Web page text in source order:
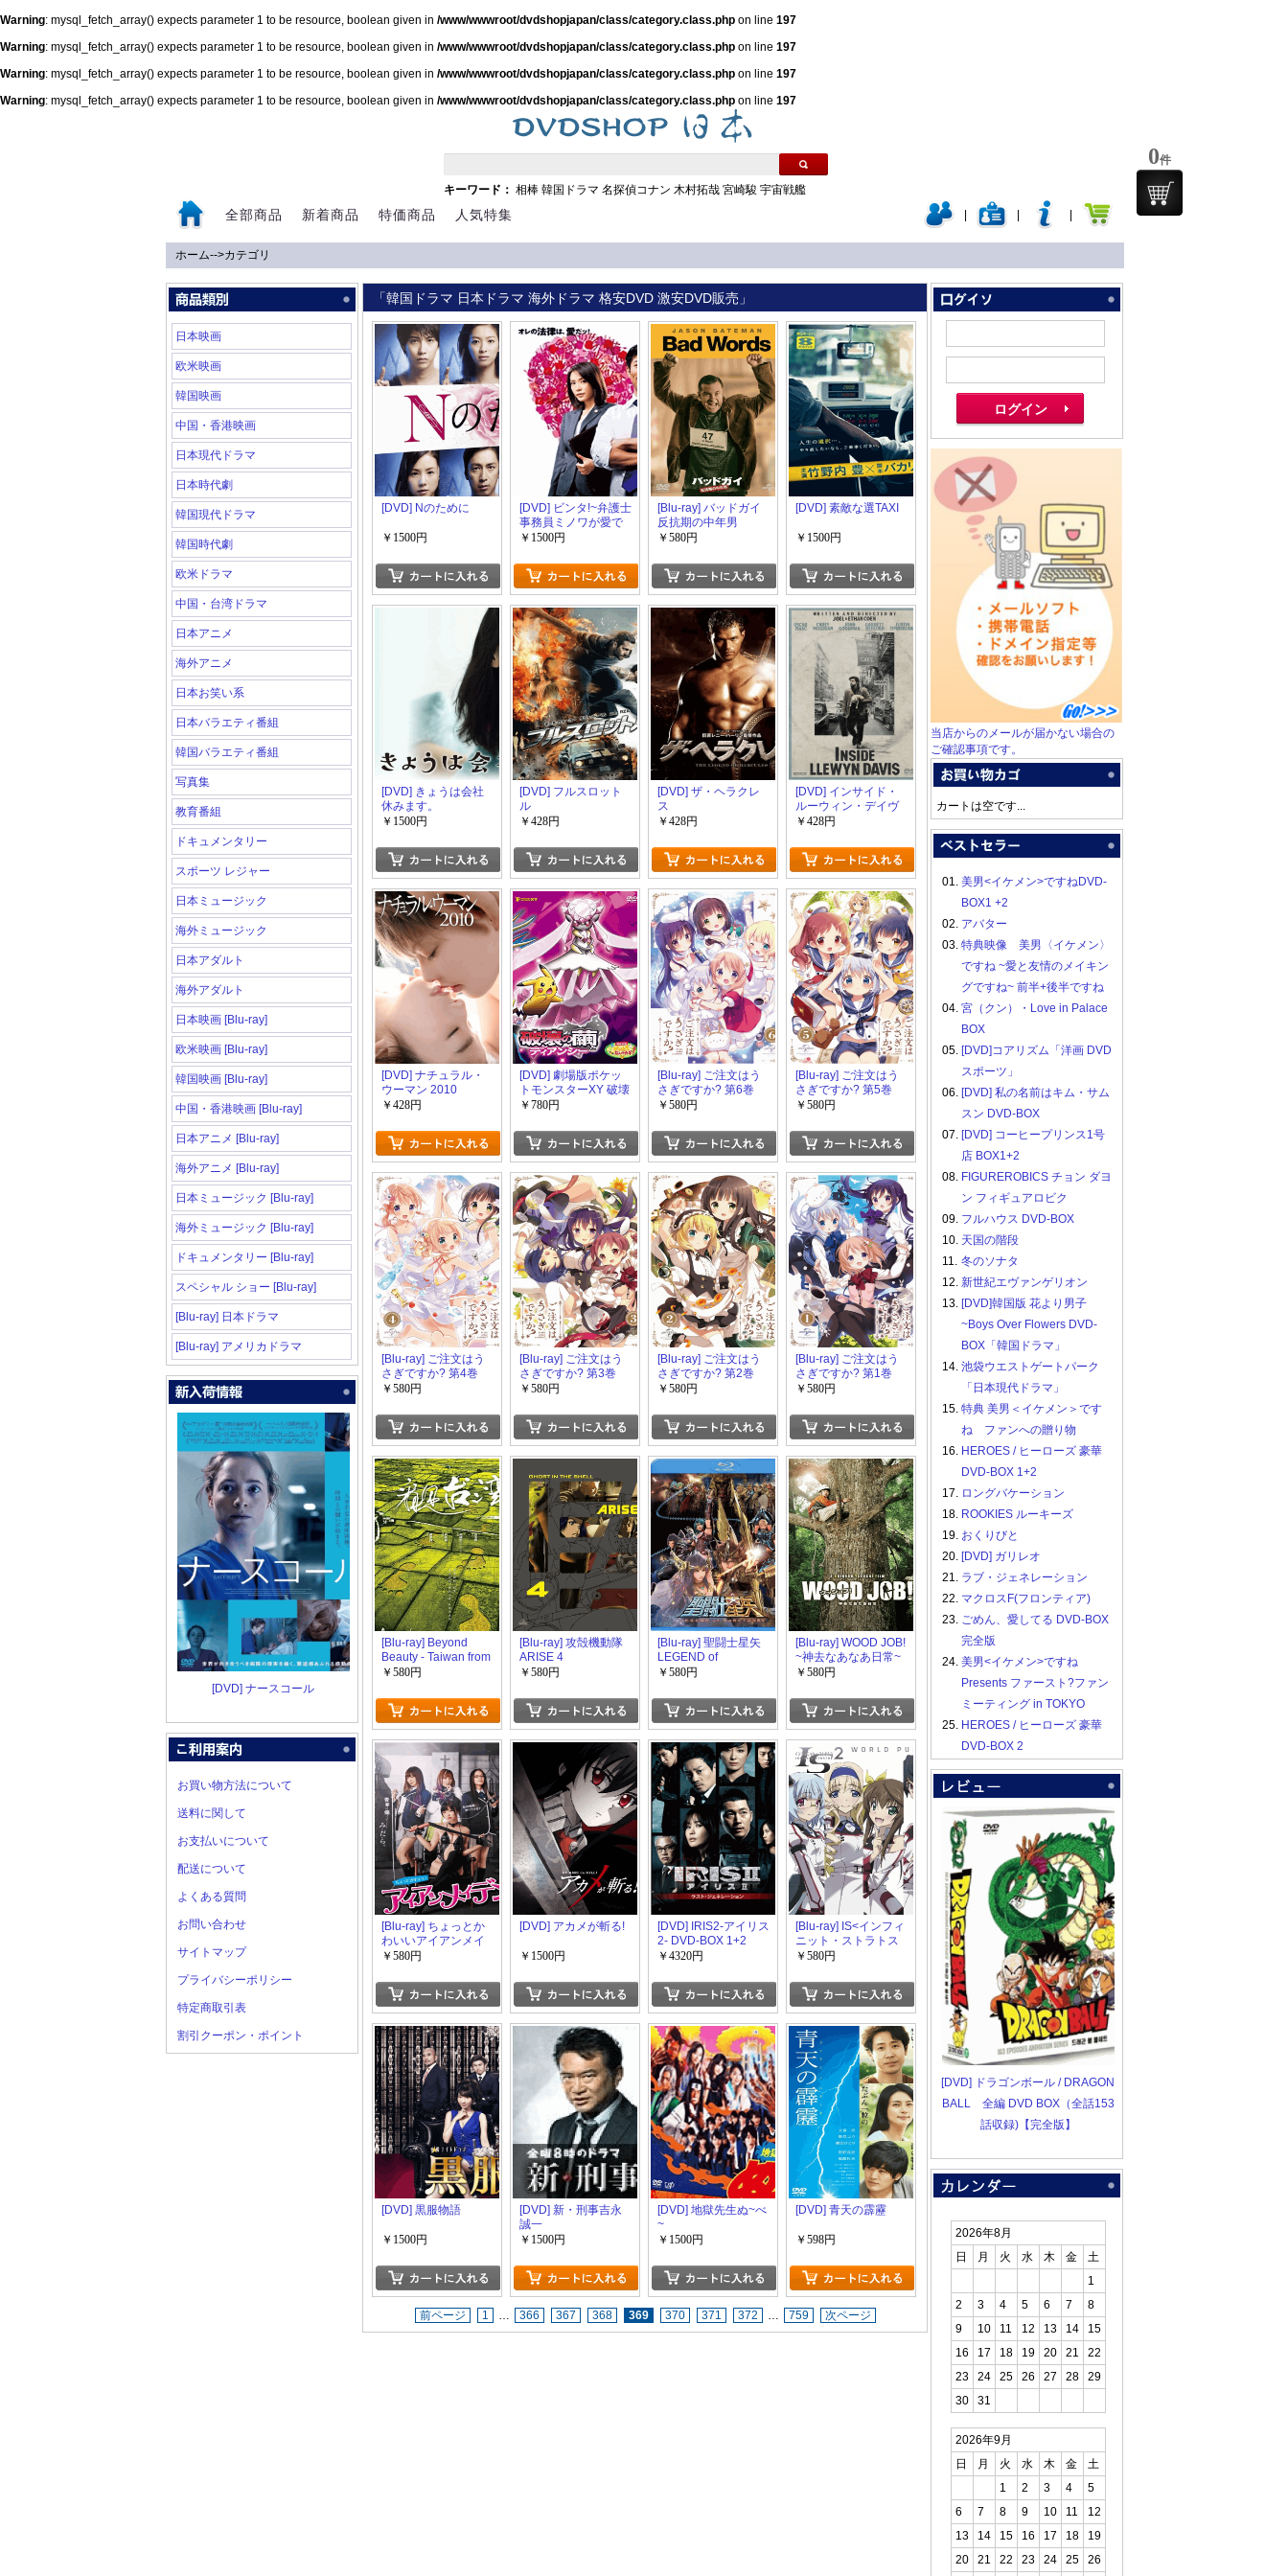
Warning: mysql_fetch_array() expects parameter 1 to be resource, boolean given in /www/wwwroot/dvdshopjapan/class/category.class.php on line 197
Warning: mysql_fetch_array() expects parameter 1 to be resource, boolean given in /www/wwwroot/dvdshopjapan/class/category.class.php on line 197
Warning: mysql_fetch_array() expects parameter 1 to be resource, boolean given in /www/wwwroot/dvdshopjapan/class/category.class.php on line 197
Warning: mysql_fetch_array() expects parameter 1 to be resource, boolean given in /www/wwwroot/dvdshopjapan/class/category.class.php on line 197
キーワード： 相棒 韓国ドラマ 名探偵コナン 木村拓哉 宮崎駿 宇宙戦艦
全部商品 新着商品 特価商品 人気特集
ホーム-->カテゴリ
日本映画
欧米映画
韓国映画
中国・香港映画
日本現代ドラマ
日本時代劇
韓国現代ドラマ
韓国時代劇
欧米ドラマ
中国・台湾ドラマ
日本アニメ
海外アニメ
日本お笑い系
日本バラエティ番組
韓国バラエティ番組
写真集
教育番組
ドキュメンタリー
スポーツ レジャー
日本ミュージック
海外ミュージック
日本アダルト
海外アダルト
日本映画 [Blu-ray]
欧米映画 [Blu-ray]
韓国映画 [Blu-ray]
中国・香港映画 [Blu-ray]
日本アニメ [Blu-ray]
海外アニメ [Blu-ray]
日本ミュージック [Blu-ray]
海外ミュージック [Blu-ray]
ドキュメンタリー [Blu-ray]
スペシャル ショー [Blu-ray]
[Blu-ray] 日本ドラマ
[Blu-ray] アメリカドラマ
[DVD] ナースコール
お買い物方法について
送料に関して
お支払いについて
配送について
よくある質問
お問い合わせ
サイトマップ
プライバシーポリシー
特定商取引表
割引クーポン・ポイント
「韓国ドラマ 日本ドラマ 海外ドラマ 格安DVD 激安DVD販売」
[DVD] Nのために
￥1500円
[DVD] ビンタ!~弁護士
事務員ミノワが愛で
解決します~
￥1500円
[Blu-ray] バッドガイ
反抗期の中年男
￥580円
[DVD] 素敵な選TAXI
￥1500円
[DVD] きょうは会社
休みます。
￥1500円
[DVD] フルスロット
ル
￥428円
[DVD] ザ・ヘラクレ
ス
￥428円
[DVD] インサイド・
ルーウィン・デイヴ
ィス 名もなき男の歌
￥428円
[DVD] ナチュラル・
ウーマン 2010
￥428円
[DVD] 劇場版ポケッ
トモンスターXY 破壊
の繭とディアンシー
￥780円
[Blu-ray] ご注文はう
さぎですか? 第6巻
￥580円
[Blu-ray] ご注文はう
さぎですか? 第5巻
￥580円
[Blu-ray] ご注文はう
さぎですか? 第4巻
￥580円
[Blu-ray] ご注文はう
さぎですか? 第3巻
￥580円
[Blu-ray] ご注文はう
さぎですか? 第2巻
￥580円
[Blu-ray] ご注文はう
さぎですか? 第1巻
￥580円
[Blu-ray] Beyond
Beauty - Taiwan from
Above
￥580円
[Blu-ray] 攻殻機動隊
ARISE 4
￥580円
[Blu-ray] 聖闘士星矢
LEGEND of
SANCTUARY
￥580円
[Blu-ray] WOOD JOB!
~神去なあなあ日常~
￥580円
[Blu-ray] ちょっとか
わいいアイアンメイ
デン
￥580円
[DVD] アカメが斬る!
￥1500円
[DVD] IRIS2-アイリス
2- DVD-BOX 1+2
￥4320円
[Blu-ray] IS<インフィ
ニット・ストラトス
>2 OVA ワールド・パ
￥580円
[DVD] 黒服物語
￥1500円
[DVD] 新・刑事吉永
誠一
￥1500円
[DVD] 地獄先生ぬ~べ
~
￥1500円
[DVD] 青天の霹靂
￥598円
前ページ 1 … 366 367 368 369 370 371 372 … 759 次ページ
当店からのメールが届かない場合の
ご確認事項です。
カートは空です...
01. 美男<イケメン>ですねDVD-
BOX1 +2
02. アバター
03. 特典映像 美男〈イケメン〉
ですね ~愛と友情のメイキン
グですね~ 前半+後半ですね
04. 宮（クン）・Love in Palace
BOX
05. [DVD]コアリズム「洋画 DVD
スポーツ」
06. [DVD] 私の名前はキム・サム
スン DVD-BOX
07. [DVD] コーヒープリンス1号
店 BOX1+2
08. FIGUREROBICS チョン ダヨ
ン フィギュアロビク
09. フルハウス DVD-BOX
10. 天国の階段
11. 冬のソナタ
12. 新世紀エヴァンゲリオン
13. [DVD]韓国版 花より男子
~Boys Over Flowers DVD-
BOX「韓国ドラマ」
14. 池袋ウエストゲートパーク
「日本現代ドラマ」
15. 特典 美男＜イケメン＞です
ね ファンへの贈り物
16. HEROES / ヒーローズ 豪華
DVD-BOX 1+2
17. ロングバケーション
18. ROOKIES ルーキーズ
19. おくりびと
20. [DVD] ガリレオ
21. ラブ・ジェネレーション
22. マクロスF(フロンティア)
23. ごめん、愛してる DVD-BOX
完全版
24. 美男<イケメン>ですね
Presents ファースト?ファン
ミーティング in TOKYO
25. HEROES / ヒーローズ 豪華
DVD-BOX 2
[DVD] ドラゴンボール / DRAGON
BALL 全編 DVD BOX（全話153
話収録)【完全版】
2026年8月
日
月 火 水 木 金
土
1
2
3 4 5 6 7
8
9
10 11 12 13 14
15
16
17 18 19 20 21
22
23
24 25 26 27 28
29
30
31
2026年9月
日
月 火 水 木 金
土
1
2 3 4
5
6
7 8 9 10 11
12
13
14 15 16 17 18
19
20
21 22 23 24 25 26
0件